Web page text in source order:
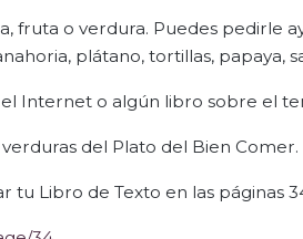
fruta o verdura. Puedes pedirle
plátano, tortillas, papaya,
Internet o algún libro sobre el
del Plato del Bien Comer.
tu Libro de Texto en las páginas